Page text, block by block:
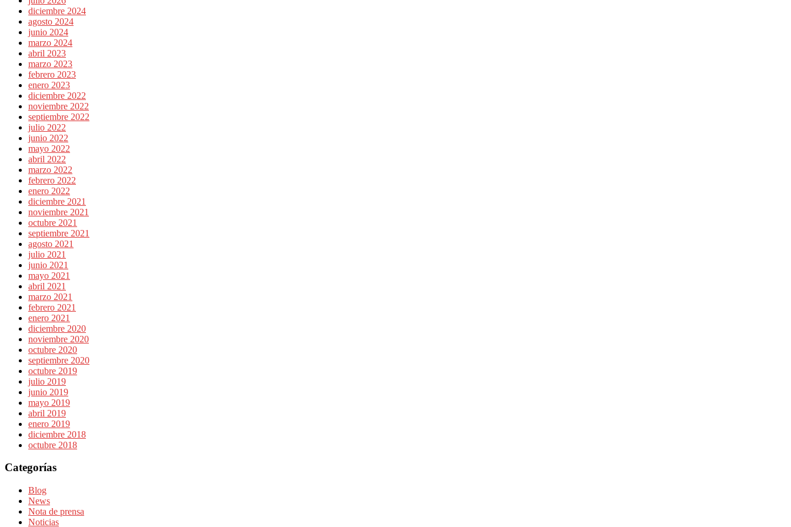
diciembre 2024
agosto 2024
junio 2024
marzo 2024
abril 2023
marzo 2023
febrero 2023
enero 2023
diciembre 2022
noviembre 2022
septiembre 2022
julio 2022
junio 2022
mayo 2022
abril 2022
marzo 2022
febrero 2022
enero 2022
diciembre 2021
noviembre 2021
octubre 2021
septiembre 2021
agosto 2021
julio 2021
junio 2021
mayo 2021
abril 2021
marzo 2021
febrero 2021
enero 2021
diciembre 2020
noviembre 2020
octubre 2020
septiembre 2020
octubre 2019
julio 2019
junio 2019
mayo 2019
abril 2019
enero 2019
diciembre 2018
octubre 2018
Categorías
Blog
News
Nota de prensa
Noticias